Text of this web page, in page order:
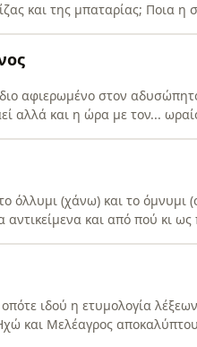
και της μπαταρίας; Ποια η
αφιερωμένο στον
αλλά και η ώρα με τον...
όλλυμι (χάνω) και το όμνυμι
και από πού κι ως
ιδού η ετυμολογία
και Μελέαγρος